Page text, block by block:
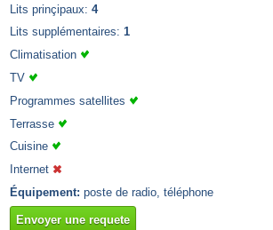
Lits prinçipaux: 4
Lits supplémentaires: 1
Climatisation
TV
Programmes satellites
Terrasse
Cuisine
Internet
Équipement: poste de radio, téléphone
Envoyer une requete